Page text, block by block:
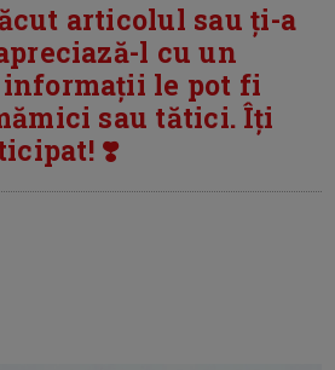
articolul sau ți-a
l cu un
informații le pot fi
sau tătici. Îți
❣️